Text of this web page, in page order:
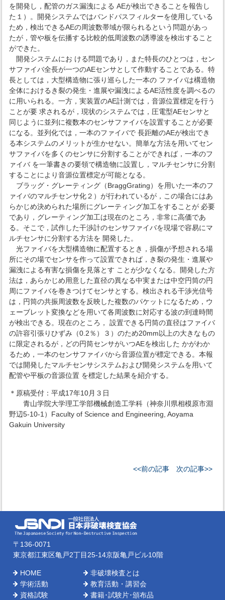
を開発し，配管のガス漏洩による AEが検出できることを報告し
た１）。開発システムではバンドパスフィルターを使用している
ため，検出できるAEの周波数帯域が限られるという問題があっ
たが，管や板を伝播する比較的低周波数の誘導波を検出すること
ができた。
開発システムにお ける問題であり，また特長のひとつは，セン
サファイバ全長が一つのAEセンサとして作動することである。特
長としては，大型構造物に張り巡らした一本の ファイバは構造物
全体におけるき裂の発生・進展や漏洩によるAE活性度を調べるの
に用いられる。一方，実装置のAE計測では，音源位置標定を行う
ことが要 求されるが，現状のシステムでは，圧電型AEセンサと
同じように並列に複数本のセンサファイバを設置することが必要
になる。並列化では，一本のファイバで 長距離のAEが検出でき
る本システムのメリットが生かせない。簡単な方法を用いてセン
サファイバを多くのセンサに分割することができれば，一本のフ
ァイバ を一筆書きの要領で構造物に設置し，マルチセンサに分割
することにより音源位置標定が可能となる。
ブラッグ・グレーティング（BraggGrating）を用いた一本のフ
ァイバのマルチセンサ化２）が行われているが，この場合にはあ
らかじめ決められた場所にグレーティング加工をすることが 必要
であり，グレーティング加工は現在のところ，非常に高価であ
る。そこで，試作した干渉計のセンサファイバを現場で容易にマ
ルチセンサに分割する方法を 開発した。
光ファイバを大型構造物に配置するとき，損傷が予想される場
所にその場でセンサを作って設置できれば，き裂の発生・進展や
漏洩による有害な損傷を見落とす ことが少なくなる。開発した方
法は，あらかじめ用意した直径の異なる中実または中空円筒の円
周にファイバを巻きつけてセンサとする。検出される干渉光信号
は，円筒の共振周波数を反映した複数のパケットになるため，ウ
ェーブレット変換などを用いて各周波数に対応する波の到達時間
が検出できる。現在のところ， 設置できる円筒の直径はファイバ
の許容引張りひずみ（0.2％）３）のため20mm以上の大きなもの
に限定されるが，どの円筒センサがいつAEを検出した かがわか
るため，一本のセンサファイバから音源位置が標定できる。本報
では開発したマルチセンサシステムおよび開発システムを用いて
配管や平板の音源位置 を標定した結果を紹介する。
＊原稿受付：平成17年10月３日
青山学院大学理工学部機械創造工学科（神奈川県相模原市淵
野辺5-10-1）Faculty of Science and Engineering, Aoyama
Gakuin University
<<前の記事 次の記事>>
〒136-0071
東京都江東区亀戸2丁目25-14京阪亀戸ビル10階
HOME
非破壊検査とは
学術活動
教育活動・講習会
資格試験
書籍･試験片･頒布品